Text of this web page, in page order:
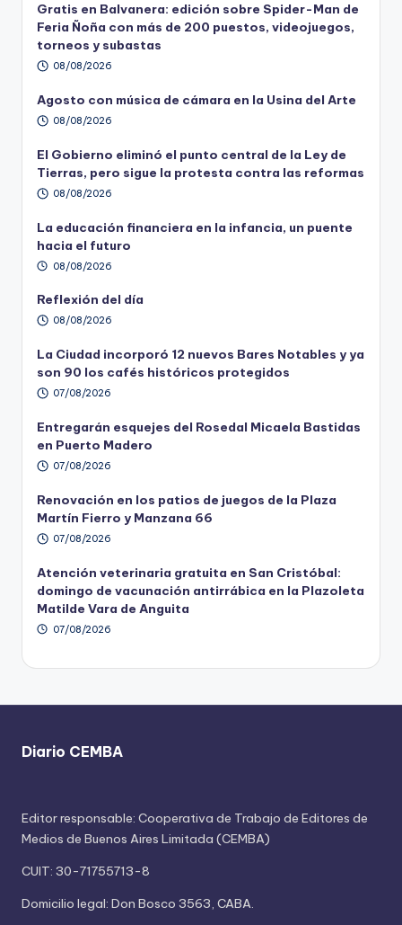
Gratis en Balvanera: edición sobre Spider-Man de
Feria Ñoña con más de 200 puestos, videojuegos,
torneos y subastas
08/08/2026
Agosto con música de cámara en la Usina del Arte
08/08/2026
El Gobierno eliminó el punto central de la Ley de
Tierras, pero sigue la protesta contra las reformas
08/08/2026
La educación financiera en la infancia, un puente
hacia el futuro
08/08/2026
Reflexión del día
08/08/2026
La Ciudad incorporó 12 nuevos Bares Notables y ya
son 90 los cafés históricos protegidos
07/08/2026
Entregarán esquejes del Rosedal Micaela Bastidas
en Puerto Madero
07/08/2026
Renovación en los patios de juegos de la Plaza
Martín Fierro y Manzana 66
07/08/2026
Atención veterinaria gratuita en San Cristóbal:
domingo de vacunación antirrábica en la Plazoleta
Matilde Vara de Anguita
07/08/2026
Diario CEMBA
Editor responsable: Cooperativa de Trabajo de Editores de
Medios de Buenos Aires Limitada (CEMBA)
CUIT: 30-71755713-8
Domicilio legal: Don Bosco 3563, CABA.